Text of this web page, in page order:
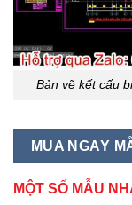
Bản vẽ kết cấu
MUA NGAY
MỘT SỐ MẪU